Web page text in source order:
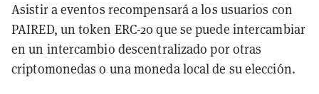
Asistir a eventos recompensará a los usuarios con
PAIRED, un token ERC-20 que se puede intercambiar
en un intercambio descentralizado por otras
criptomonedas o una moneda local de su elección.